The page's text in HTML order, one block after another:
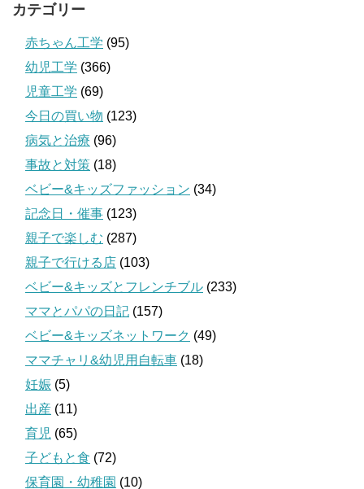
カテゴリー
赤ちゃん工学 (95)
幼児工学 (366)
児童工学 (69)
今日の買い物 (123)
病気と治療 (96)
事故と対策 (18)
ベビー&キッズファッション (34)
記念日・催事 (123)
親子で楽しむ (287)
親子で行ける店 (103)
ベビー&キッズとフレンチブル (233)
ママとパパの日記 (157)
ベビー&キッズネットワーク (49)
ママチャリ&幼児用自転車 (18)
妊娠 (5)
出産 (11)
育児 (65)
子どもと食 (72)
保育園・幼稚園 (10)